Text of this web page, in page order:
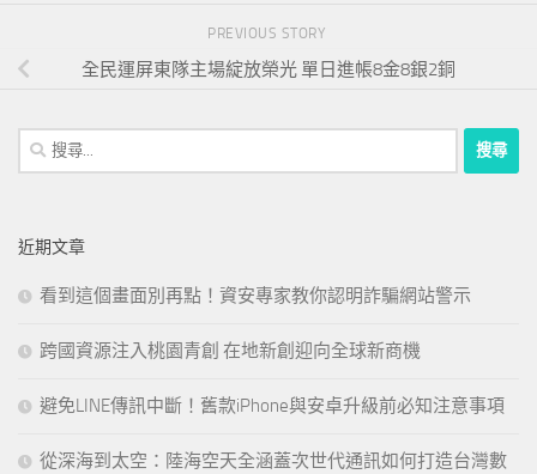
PREVIOUS STORY
全民運屏東隊主場綻放榮光 單日進帳8金8銀2銅
搜
尋
字:
近期文章
看到這個畫面別再點！資安專家教你認明詐騙網站警示
跨國資源注入桃園青創 在地新創迎向全球新商機
避免LINE傳訊中斷！舊款iPhone與安卓升級前必知注意事項
從深海到太空：陸海空天全涵蓋次世代通訊如何打造台灣數